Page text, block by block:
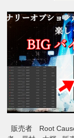
販売者 Root